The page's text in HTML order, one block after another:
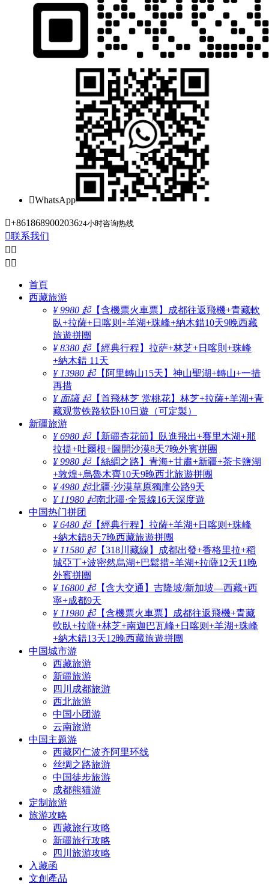
WhatsApp
+861868900203624小时咨询热线
联系我们
 
 
首頁
西藏旅游
¥ 9980 起【含機票火車票】成都往返飛機+青藏軟
臥+拉薩+日喀则+羊湖+珠峰+納木錯10天9晚西藏
旅遊拼團
¥ 8380 起【經典行程】拉萨+林芝+日喀則+珠峰
+納木錯 11天
¥ 13980 起【阿里轉山15天】神山聖湖+轉山+一措
再措
¥ 面議 起【首飛林芝 赏桃花】林芝+拉薩+羊湖+青
藏观赏铁路软卧10日遊（可定製）
新疆旅游
¥ 6980 起【新疆杏花節】臥進飛出+賽里木湖+那
拉提+吐爾根+圖開沙漠8天7晚外賓拼團
¥ 9980 起【絲綢之路】青海+甘肅+新疆+茶卡鹽湖
+敦煌+烏魯木齊10天9晚西北旅遊拼團
¥ 4980 起北疆·沙漠草原獨庫公路9天
¥ 11980 起南北疆·全景線16天深度遊
中国热门拼团
¥ 6480 起【經典行程】拉薩+羊湖+日喀则+珠峰
+納木錯8天7晚西藏旅遊拼團
¥ 11580 起【318川藏線】成都出發+香格里拉+稻
城亞丁+波密然烏湖+巴鬆措+羊湖+拉薩12天11晚
外賓拼團
¥ 16800 起【含大交通】吉隆坡/新加坡—西藏+西
寧+成都9天
¥ 11980 起【含機票火車票】成都往返飛機+青藏
軟臥+拉薩+林芝+南迦巴瓦峰+日喀则+羊湖+珠峰
+納木錯13天12晚西藏旅遊拼團
中国城市游
西藏旅游
新疆旅游
四川成都旅游
西北旅游
中国小团游
云南旅游
中国主题游
西藏冈仁波齐阿里环线
丝绸之路旅游
中国徒步旅游
成都熊猫游
定制旅游
旅游攻略
西藏旅行攻略
新疆旅行攻略
四川旅游攻略
入藏函
文創產品